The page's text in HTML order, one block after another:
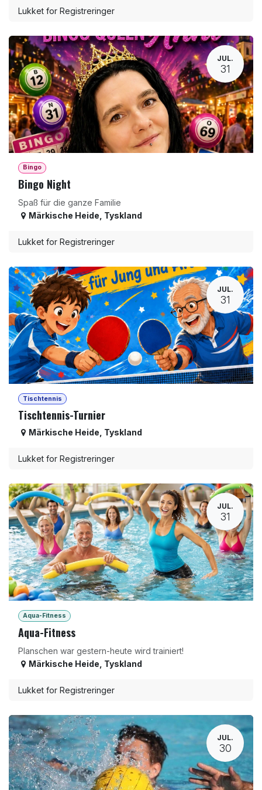
Lukket for Registreringer
JUL.
31
Bingo
Bingo Night
Spaß für die ganze Familie
Märkische Heide Tyskland
Lukket for Registreringer
JUL.
31
Tischtennis
Tischtennis-Turnier
Märkische Heide Tyskland
Lukket for Registreringer
JUL.
31
Aqua-Fitness
Aqua-Fitness
Planschen war gestern-heute wird trainiert!
Märkische Heide Tyskland
Lukket for Registreringer
JUL.
30